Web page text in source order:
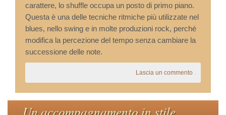
Cookie Policy
Privacy Policy
carattere, lo shuffle occupa un posto di primo piano.
Questa è una delle tecniche ritmiche più utilizzate nel
blues, nello swing e in molte produzioni rock, perché
modifica la percezione del tempo senza cambiare la
successione delle note.
Lascia un commento .
Un accompagnamento in stile